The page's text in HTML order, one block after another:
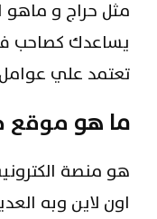
مثل حراج و ماهو
يساعدك كصاحب
تعتمد علي عوامل
ما هو موقع
هو منصة
اون لاين وبه